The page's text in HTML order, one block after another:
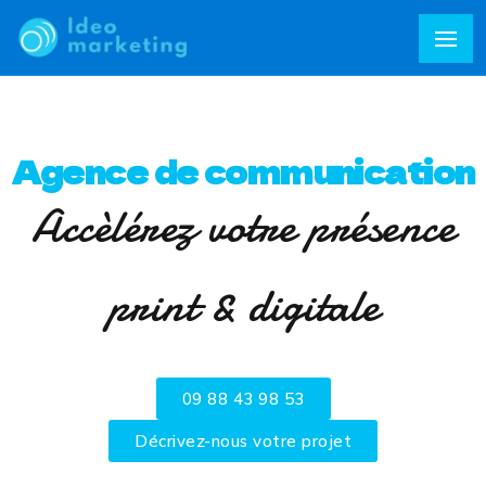
Agence de communication
Accèlérez votre présence
print & digitale
09 88 43 98 53
Décrivez-nous votre projet